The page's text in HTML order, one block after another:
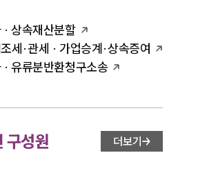
· 상속재산분할
세·관세 · 가업승계·상속증여
· 유류분반환청구소송
구성원 더보기